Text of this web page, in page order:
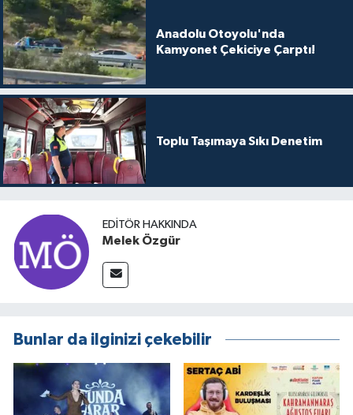
Anadolu Otoyolu'nda
Kamyonet Çekiciye Çarptı!
Toplu Taşımaya Sıkı Denetim
EDITÖR HAKKINDA
Melek Özgür
Bunlar da ilginizi çekebilir